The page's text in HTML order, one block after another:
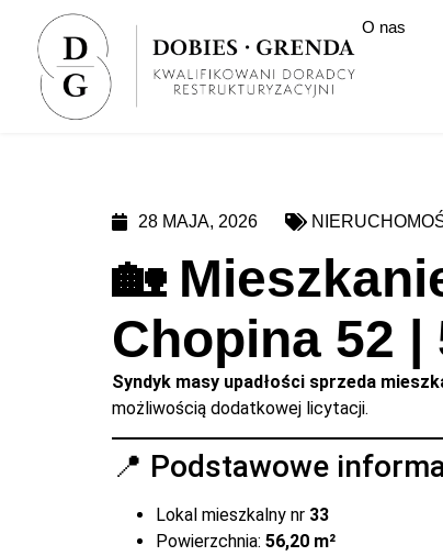
O nas
28 MAJA, 2026
🏡
Chopina 52 |
Syndyk masy upadłości sprzeda
możliwością dodatkowej licytacji.
📍 Podstawowe
Lokal mieszkalny nr 33
Powierzchnia: 56,20 m²